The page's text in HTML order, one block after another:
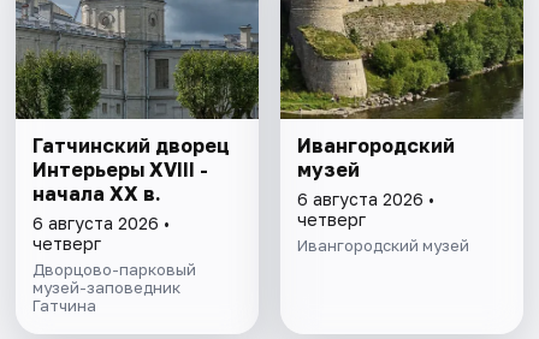
Гатчинский дворец
Интерьеры ХVIII -
начала ХХ в.
6 августа 2026 •
четверг
Дворцово-парковый
музей-заповедник
Гатчина
Ивангородский
музей
6 августа 2026 •
четверг
Ивангородский музей